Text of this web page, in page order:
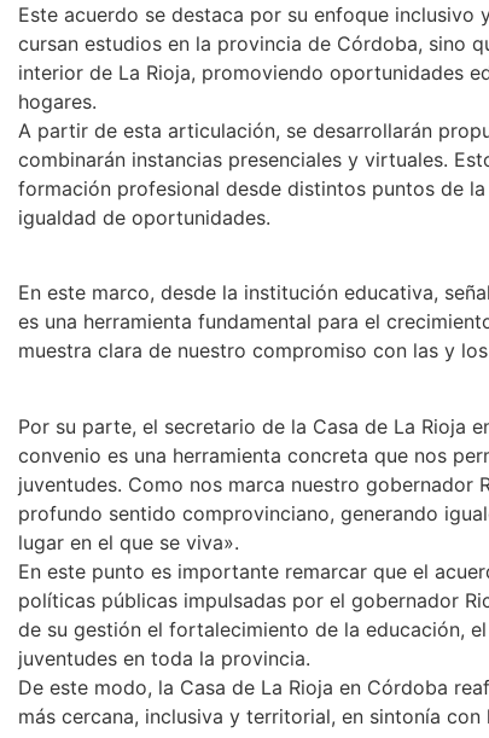
Este acuerdo se destaca por su enfoque
cursan estudios en la provincia de Córdoba, sino
interior de La Rioja, promoviendo oportunidades
hogares.
A partir de esta articulación, se desarrollarán
combinarán instancias presenciales y virtuales.
formación profesional desde distintos puntos de
igualdad de oportunidades.
En este marco, desde la institución educativa,
es una herramienta fundamental para el
muestra clara de nuestro compromiso con las y
Por su parte, el secretario de la Casa de La Rioja
convenio es una herramienta concreta que nos
juventudes. Como nos marca nuestro gobernador
profundo sentido comprovinciano, generando
lugar en el que se viva».
En este punto es importante remarcar que el
políticas públicas impulsadas por el gobernador
de su gestión el fortalecimiento de la educación,
juventudes en toda la provincia.
De este modo, la Casa de La Rioja en Córdoba
más cercana, inclusiva y territorial, en sintonía